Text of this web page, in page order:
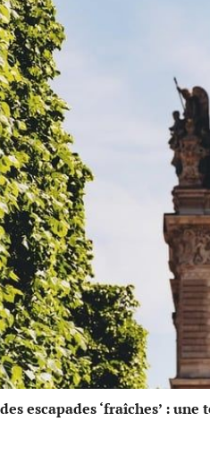
escapades ‘fraîches’ :